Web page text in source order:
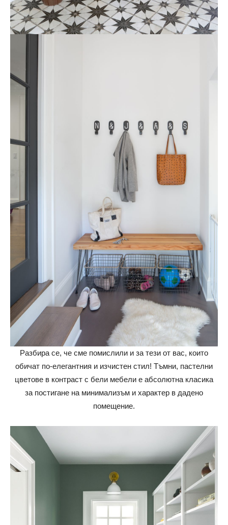
Разбира се, че сме помислили и за тези от вас, които
обичат по-елегантния и изчистен стил! Тъмни, пастелни
цветове в контраст с бели мебели е абсолютна класика
за постигане на минимализъм и характер в дадено
помещение.